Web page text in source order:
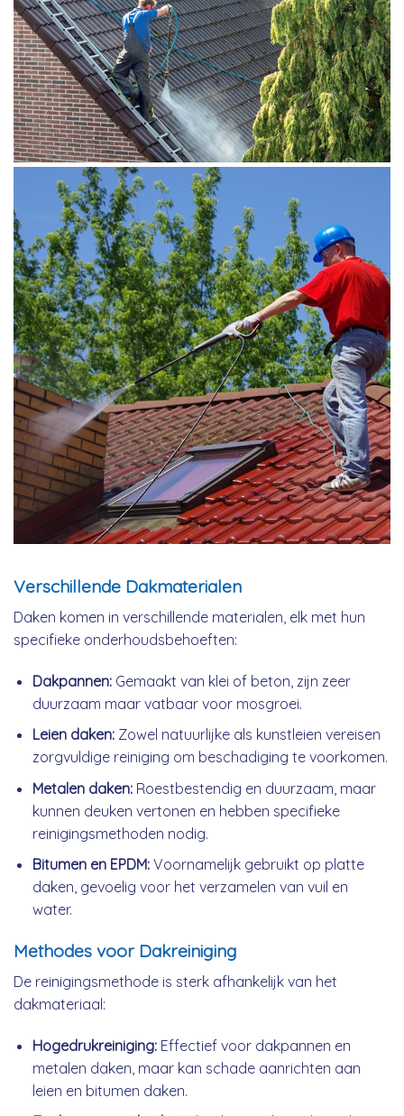
Verschillende Dakmaterialen
Daken komen in verschillende materialen, elk met hun
specifieke onderhoudsbehoeften:
Dakpannen:Gemaakt van klei of beton, zijn zeer
duurzaam maar vatbaar voor mosgroei.
Leien daken:Zowel natuurlijke als kunstleien vereisen
zorgvuldige reiniging om beschadiging te voorkomen.
Metalen daken:Roestbestendig en duurzaam, maar
kunnen deuken vertonen en hebben specifieke
reinigingsmethoden nodig.
Bitumen en EPDM:Voornamelijk gebruikt op platte
daken, gevoelig voor het verzamelen van vuil en
water.
Methodes voor Dakreiniging
De reinigingsmethode is sterk afhankelijk van het
dakmateriaal:
Hogedrukreiniging:Effectief voor dakpannen en
metalen daken, maar kan schade aanrichten aan
leien en bitumen daken.